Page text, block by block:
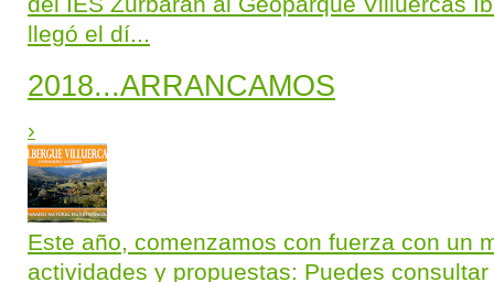
llegó el dí...
2018...ARRANCAMOS
›
Este año, comenzamos con fuerza con un
actividades y propuestas: Puedes